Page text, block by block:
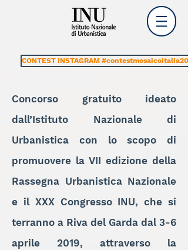
CONTEST INSTAGRAM
Concorso gratuito ideato
dall’Istituto Nazionale di
Urbanistica con lo scopo di
promuovere la VII edizione della
Rassegna Urbanistica Nazionale
e il XXX Congresso INU, che si
terranno a Riva del Garda dal 3-6
aprile 2019, attraverso la